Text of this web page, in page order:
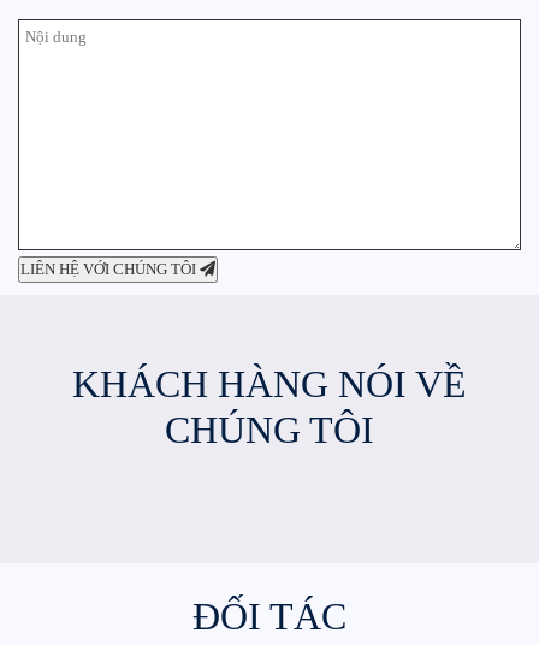
LIÊN HỆ VỚI CHÚNG TÔI
KHÁCH HÀNG NÓI VỀ
CHÚNG TÔI
ĐỐI TÁC